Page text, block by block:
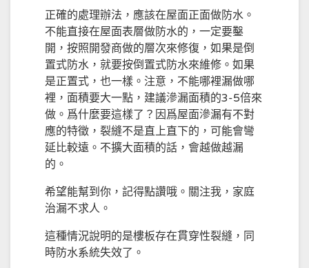
正確的處理辦法，應該在屋面正面做防水。
不能直接在屋面表層做防水的，一定要鑿
開，按照開發商做的層次來修復，如果是倒
置式防水，就要按倒置式防水來維修。如果
是正置式，也一樣。注意，不能哪裡漏做哪
裡，面積要大一點，建議滲漏面積的3-5倍來
做。爲什麼要這樣了？因爲屋面滲漏有不對
應的特徵，裂縫不是直上直下的，可能會彎
延比較遠。不擴大面積的話，會越做越漏
的。
希望能幫到你，記得點讚哦。關注我，家庭
治漏不求人。
這種情況說明的是樓板存在貫穿性裂縫，同
時防水系統失效了。